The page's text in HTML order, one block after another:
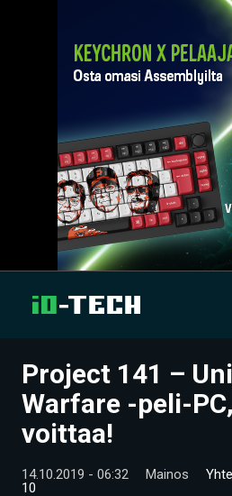
UUTISET
ARTIKKELIT
VIDEOT
Project 141 –
Warfare -peli-
voittaa!
14.10.2019 - 06:32 Mainos
10